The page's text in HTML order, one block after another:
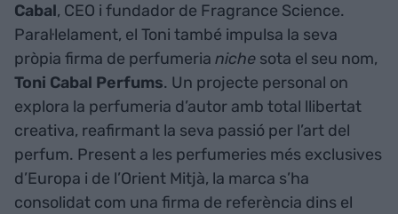
Cabal, CEO i fundador de Fragrance Science.
Paral·lelament, el Toni també impulsa la seva
pròpia firma de perfumeria niche sota el seu nom,
Toni Cabal Perfums. Un projecte personal on
explora la perfumeria d’autor amb total llibertat
creativa, reafirmant la seva passió per l’art del
perfum. Present a les perfumeries més exclusives
d’Europa i de l’Orient Mitjà, la marca s’ha
consolidat com una firma de referència dins el